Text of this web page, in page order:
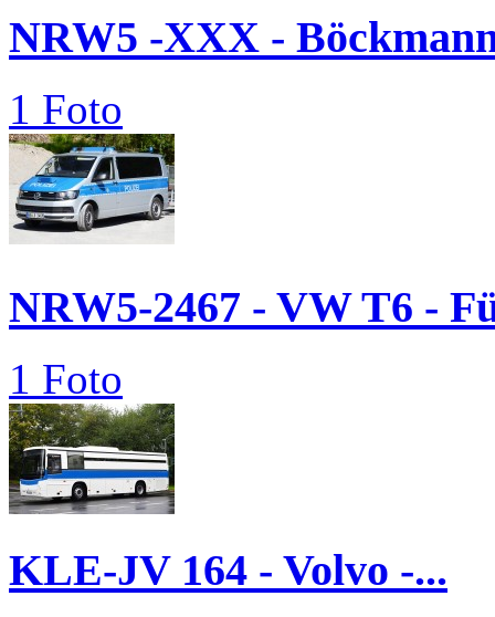
NRW5 -XXX -
1 Foto
NRW5-2467 - VW T6 -
1 Foto
KLE-JV 164 - Volvo -...